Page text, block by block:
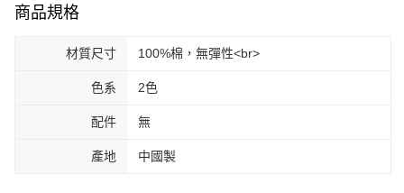
商品規格
材質尺寸 100%棉，無彈性<br>
色系 2色
配件 無
產地 中國製